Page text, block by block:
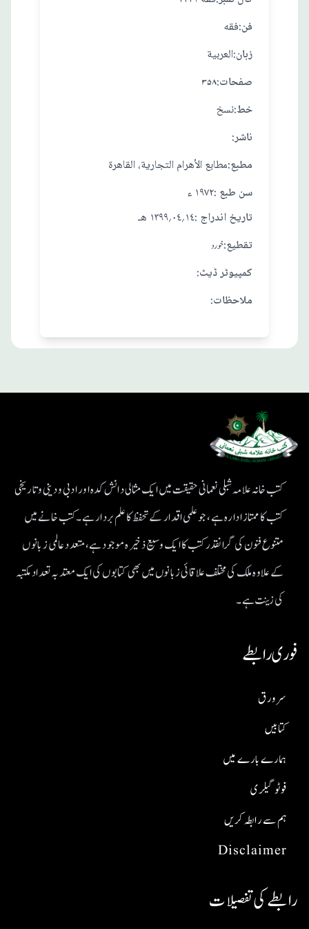
فقه :فن
العربية :زبان
۳۵۸ :صفحات
نسخ:خط
:ناشر
مطابع الأهرام التجارية، القاهرة :مطبع
١٩٧٢ ء : سن طبع
١٤؍٠٤؍١٣٩٩ هـ : تاريخ اندراج
خورد :تقطيع
:کمپیوٹر ڈیٹ
:ملاحظات
کتب خانہ علامہ شبلی نعمانی حقیقت میں ایک مثالی دانش کدہ اور ادبی ودینی و تاریخی
کتب کا ممتاز ادارہ ہے، جو علمی اقدار کے تحفظ کا علم بردار ہے۔کتب خانے میں
متنوع فنون کی گرانقدر کتب کا ایک وسیع ذخیرہ موجود ہے، متعدد عالمی زبانوں
کے علاوہ ملک کی مختلف علاقائی زبانوں میں بھی کتابوں کی ایک معتد بہ تعداد مکتبہ
کی زینت ہے۔
فوری رابطے
Disclaimer
ہم سے رابطہ کریں
فوٹو گیلری
ہمارے بارے میں
کتابیں
سر ورق
رابطے کی تفصیلات